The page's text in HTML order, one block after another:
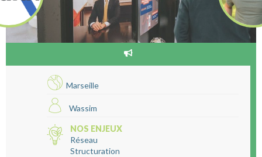
Marseille
Wassim
NOS ENJEUX
Réseau
Structuration